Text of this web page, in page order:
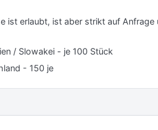
ist erlaubt, ist aber strikt auf
/ Slowakei - je 100 Stück
- 150 je